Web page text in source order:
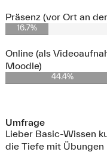
Präsenz (vor Ort an
16.7%
Online (als
Moodle)
44.4%
Umfrage
Lieber Basic-Wissen
die Tiefe mit Übungen